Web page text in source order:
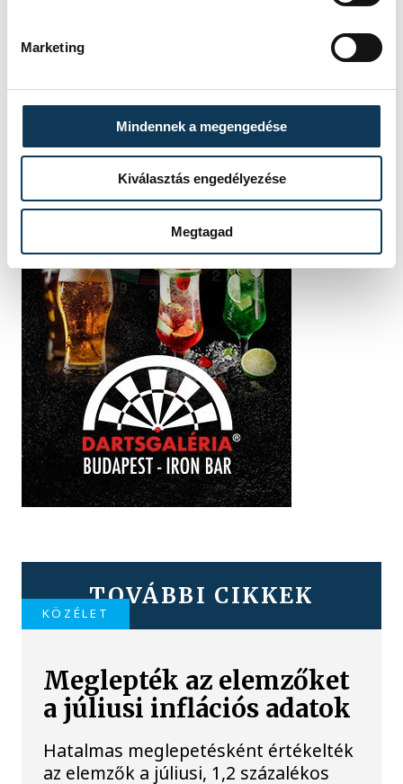
Marketing
Mindennek a megengedése
Kiválasztás engedélyezése
Megtagad
TOVÁBBI CIKKEK
KÖZÉLET
Meglepték az elemzőket
a júliusi inflációs adatok
Hatalmas meglepetésként értékelték
az elemzők a júliusi, 1,2 százalékos